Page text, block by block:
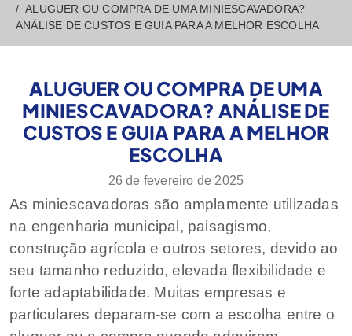
ALUGUER OU COMPRA DE UMA MINIESCAVADORA?
ANÁLISE DE CUSTOS E GUIA PARA A MELHOR ESCOLHA
ALUGUER OU COMPRA DE UMA
MINIESCAVADORA? ANÁLISE DE
CUSTOS E GUIA PARA A MELHOR
ESCOLHA
26 de fevereiro de 2025
As miniescavadoras são amplamente utilizadas
na engenharia municipal, paisagismo,
construção agrícola e outros setores, devido ao
seu tamanho reduzido, elevada flexibilidade e
forte adaptabilidade. Muitas empresas e
particulares deparam-se com a escolha entre o